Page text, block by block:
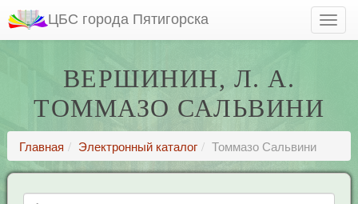
ЦБС города Пятигорска
ВЕРШИНИН, Л. А.
ТОММАЗО САЛЬВИНИ
Главная Электронный каталог Томмазо Сальвини